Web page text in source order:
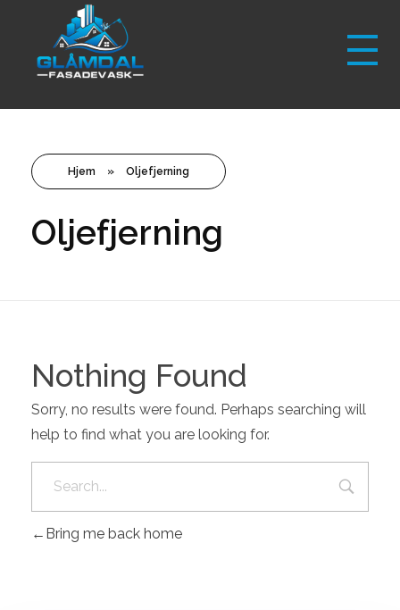
Hjem » Oljefjerning
Oljefjerning
Nothing Found
Sorry, no results were found. Perhaps searching will
help to find what you are looking for.
Bring me back home